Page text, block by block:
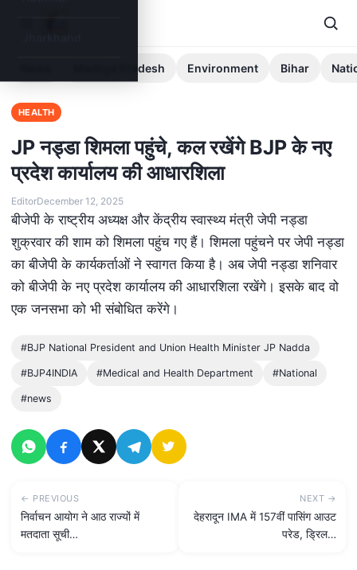
Madhya Pradesh Environment Bihar
HEALTH
JP नड्डा शिमला पहुंचे, कल रखेंगे BJP के नए
प्रदेश कार्यालय की आधारशिला
EditorDecember 12, 2025
बीजेपी के राष्ट्रीय अध्यक्ष और केंद्रीय स्वास्थ्य मंत्री जेपी नड्डा
शुक्रवार की शाम को शिमला पहुंच गए हैं। शिमला पहुंचने पर जेपी नड्डा
का बीजेपी के कार्यकर्ताओं ने स्वागत किया है। अब जेपी नड्डा शनिवार
को बीजेपी के नए प्रदेश कार्यालय की आधारशिला रखेंगे। इसके बाद वो
एक जनसभा को भी संबोधित करेंगे।
#BJP National President and Union Health Minister JP Nadda
#BJP4INDIA #Medical and Health Department #National
#news
← PREVIOUS
निर्वाचन आयोग ने आठ राज्यों में
मतदाता सूची…
NEXT →
देहरादून IMA में 157वीं पासिंग आउट
परेड, ड्रिल…